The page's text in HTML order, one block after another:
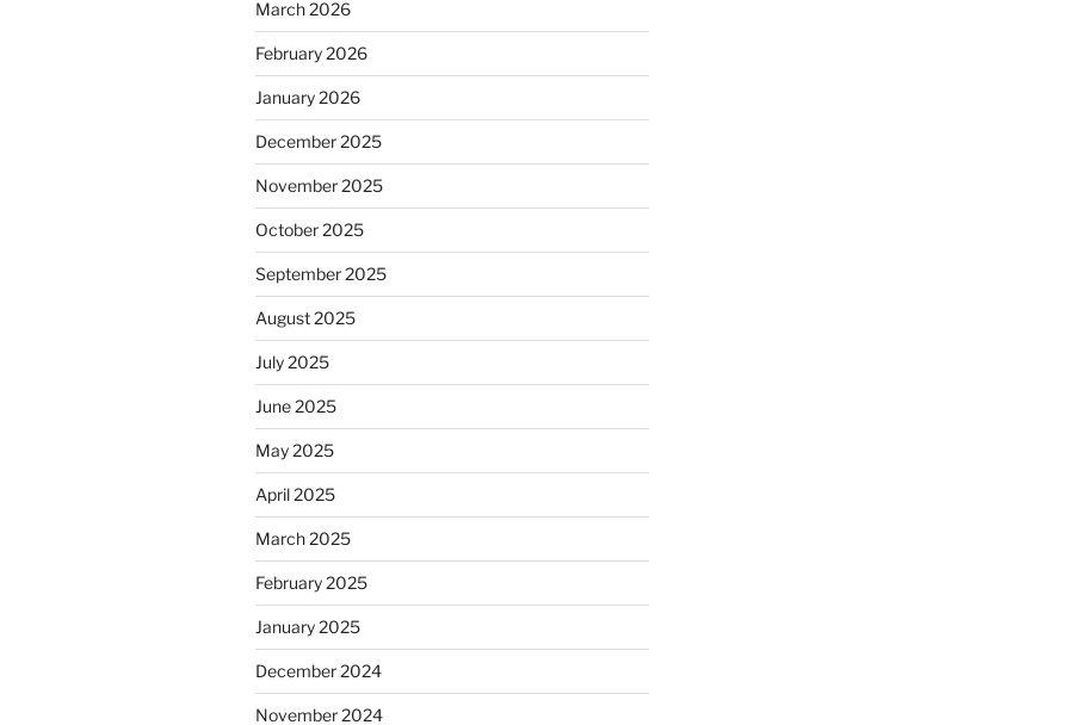
March 2026
February 2026
January 2026
December 2025
November 2025
October 2025
September 2025
August 2025
July 2025
June 2025
May 2025
April 2025
March 2025
February 2025
January 2025
December 2024
November 2024